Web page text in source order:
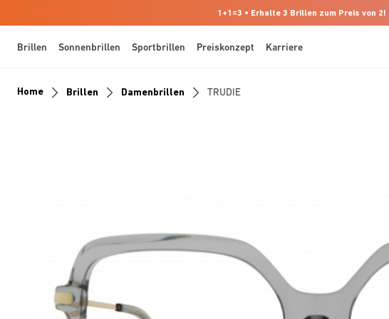
1+1=3 • Erhalte 3 Brillen zum Preis von 2! |
Brillen Sonnenbrillen Sportbrillen Preiskonzept Karriere
Home Brillen Damenbrillen TRUDIE